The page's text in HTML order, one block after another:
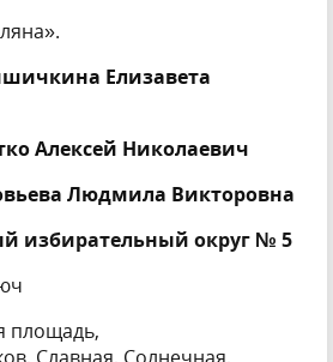
Елизавета
Николаевич
Викторовна
избирательный округ № 5
площадь,